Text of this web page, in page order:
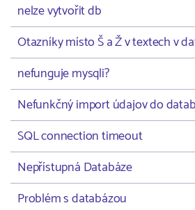
nelze vytvořit db
Otazníky místo Š a Ž v textech v
nefunguje mysqli?
Nefunkčný import údajov do
SQL connection timeout
Nepřístupná Databáze
Problém s databázou